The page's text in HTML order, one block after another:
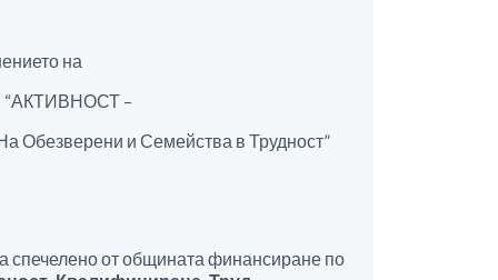
на
“АКТИВНОСТ –
Обезверени и Семейства в Трудност”
спечелено от общината финансиране по